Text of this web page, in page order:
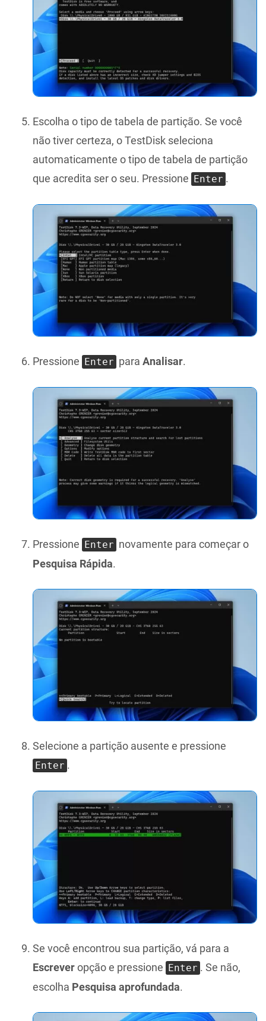
Escolha o tipo de tabela de partição. Se você
não tiver certeza, o TestDisk seleciona
automaticamente o tipo de tabela de partição
que acredita ser o seu. Pressione
Enter .
Pressione Enter para Analisar.
Pressione Enter novamente para começar o
Pesquisa Rápida.
Selecione a partição ausente e pressione
Enter .
Se você encontrou sua partição, vá para a
Escreveropção e pressione Enter . Se não,
escolha Pesquisa aprofundada.